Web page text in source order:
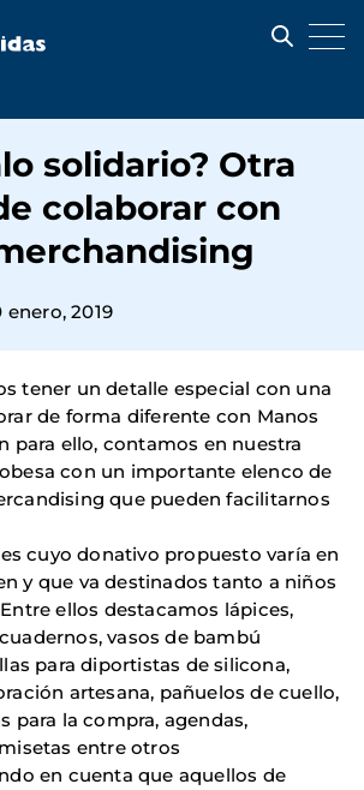
solidario? Otra
colaborar con
enero, 2019
tener un detalle especial con una
de forma diferente con Manos
para ello, contamos en nuestra
con un importante elenco de
que pueden facilitarnos
cuyo donativo propuesto varía en
y que va destinados tanto a niños
ellos destacamos lápices,
vasos de bambú
para diportistas de silicona,
artesana, pañuelos de cuello,
para la compra, agendas,
entre otros
en cuenta que aquellos de